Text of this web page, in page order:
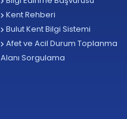
Kent Rehberi
Bulut Kent Bilgi Sistemi
Afet ve Acil Durum Toplanma
Alanı Sorgulama